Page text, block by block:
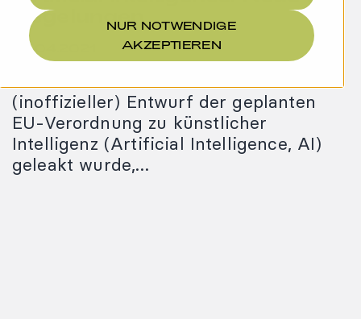
NUR NOTWENDIGE
AKZEPTIEREN
Regelungen
29.04.2021
(inoffizieller) Entwurf der geplanten
EU-Verordnung zu künstlicher
Intelligenz (Artificial Intelligence, AI)
geleakt wurde,…